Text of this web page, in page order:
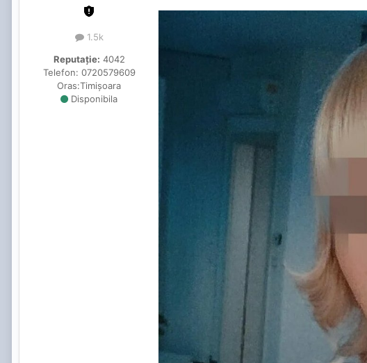
1.5k
Reputație: 4042
Telefon: 0720579609
Oras:Timișoara
Disponibila